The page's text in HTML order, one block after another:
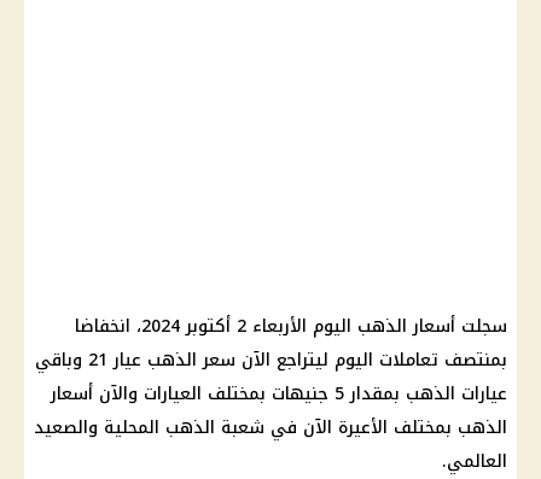
سجلت أسعار الذهب اليوم الأربعاء 2 أكتوبر 2024، انخفاضا
بمنتصف تعاملات اليوم ليتراجع الآن سعر الذهب عيار 21 وباقي
عيارات الذهب بمقدار 5 جنيهات بمختلف العيارات والآن أسعار
الذهب بمختلف الأعيرة الآن في شعبة الذهب المحلية والصعيد
العالمي.